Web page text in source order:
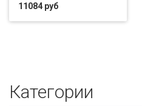
11084 руб
Категории